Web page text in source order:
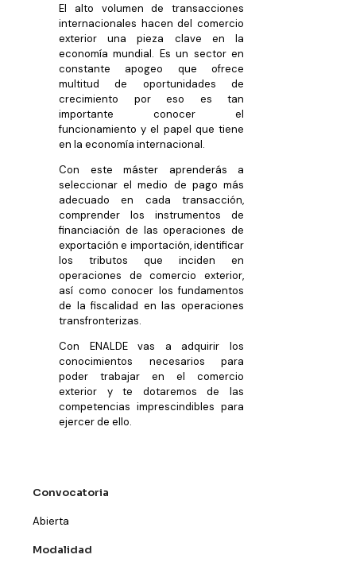
El alto volumen de transacciones
internacionales hacen del comercio
exterior una pieza clave en la
economía mundial. Es un sector en
constante apogeo que ofrece
multitud de oportunidades de
crecimiento por eso es tan
importante conocer el
funcionamiento y el papel que tiene
en la economía internacional.
Con este máster aprenderás a
seleccionar el medio de pago más
adecuado en cada transacción,
comprender los instrumentos de
financiación de las operaciones de
exportación e importación, identificar
los tributos que inciden en
operaciones de comercio exterior,
así como conocer los fundamentos
de la fiscalidad en las operaciones
transfronterizas.
Con ENALDE vas a adquirir los
conocimientos necesarios para
poder trabajar en el comercio
exterior y te dotaremos de las
competencias imprescindibles para
ejercer de ello.
Convocatoria
Abierta
Modalidad